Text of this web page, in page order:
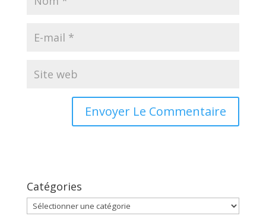
Catégories
Catégories